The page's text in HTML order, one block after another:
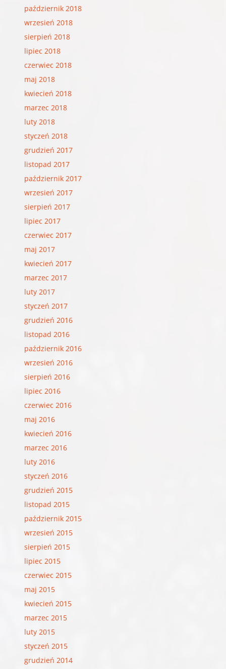
październik 2018
wrzesień 2018
sierpień 2018
lipiec 2018
czerwiec 2018
maj 2018
kwiecień 2018
marzec 2018
luty 2018
styczeń 2018
grudzień 2017
listopad 2017
październik 2017
wrzesień 2017
sierpień 2017
lipiec 2017
czerwiec 2017
maj 2017
kwiecień 2017
marzec 2017
luty 2017
styczeń 2017
grudzień 2016
listopad 2016
październik 2016
wrzesień 2016
sierpień 2016
lipiec 2016
czerwiec 2016
maj 2016
kwiecień 2016
marzec 2016
luty 2016
styczeń 2016
grudzień 2015
listopad 2015
październik 2015
wrzesień 2015
sierpień 2015
lipiec 2015
czerwiec 2015
maj 2015
kwiecień 2015
marzec 2015
luty 2015
styczeń 2015
grudzień 2014